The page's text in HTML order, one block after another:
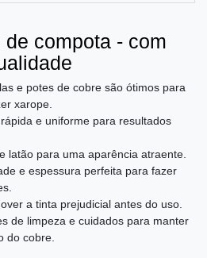
de compota - com
e potes de cobre são ótimos para
xarope.
e uniforme para resultados
latão para uma aparência atraente.
e espessura perfeita para fazer
a tinta prejudicial antes do uso.
de limpeza e cuidados para manter
do cobre.